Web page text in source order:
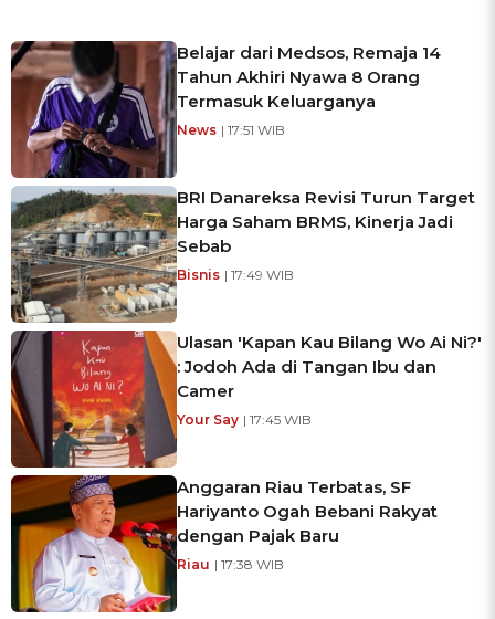
Belajar dari Medsos, Remaja 14
Tahun Akhiri Nyawa 8 Orang
Termasuk Keluarganya
News | 17:51 WIB
BRI Danareksa Revisi Turun Target
Harga Saham BRMS, Kinerja Jadi
Sebab
Bisnis | 17:49 WIB
Ulasan 'Kapan Kau Bilang Wo Ai Ni?'
: Jodoh Ada di Tangan Ibu dan
Camer
Your Say | 17:45 WIB
Anggaran Riau Terbatas, SF
Hariyanto Ogah Bebani Rakyat
dengan Pajak Baru
Riau | 17:38 WIB